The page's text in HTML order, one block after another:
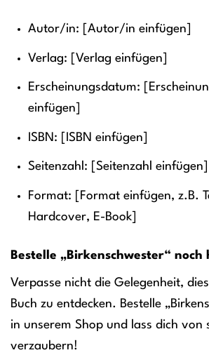
Autor/in: [Autor/in einfügen]
Verlag: [Verlag einfügen]
Erscheinungsdatum:
einfügen]
ISBN: [ISBN einfügen]
Seitenzahl: [Seitenzahl einfügen]
Format: [Format einfügen, z.B.
Hardcover, E-Book]
Bestelle „Birkenschwester“ noch
Verpasse nicht die Gelegenheit,
Buch zu entdecken. Bestelle
in unserem Shop und lass dich von
verzaubern!